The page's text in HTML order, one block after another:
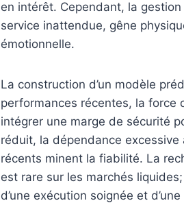
en intérêt. Cependant, la
service inattendue, gêne
émotionnelle.
La construction d’un modèle
performances récentes, la force
intégrer une marge de sécurité
réduit, la dépendance
récents minent la fiabilité. La
est rare sur les marchés
d’une exécution soignée et